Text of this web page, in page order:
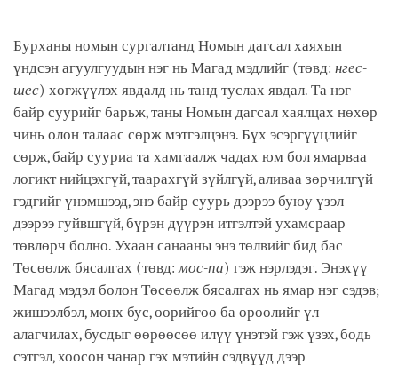
facebook
Бурханы номын сургалтанд Номын дагсал хаяхын
үндсэн агуулгуудын нэг нь Магад мэдлийг (төвд: нгес-
шес) хөгжүүлэх явдалд нь танд туслах явдал. Та нэг
байр суурийг барьж, таны Номын дагсал хаялцах нөхөр
чинь олон талаас сөрж мэтгэлцэнэ. Бүх эсэргүүцлийг
сөрж, байр сууриа та хамгаалж чадах юм бол ямарваа
логикт нийцэхгүй, таарахгүй зүйлгүй, аливаа зөрчилгүй
гэдгийг үнэмшээд, энэ байр суурь дээрээ буюу үзэл
дээрээ гуйвшгүй, бүрэн дүүрэн итгэлтэй ухамсраар
төвлөрч болно. Ухаан санааны энэ төлвийг бид бас
Төсөөлж бясалгах (төвд: мос-па) гэж нэрлэдэг. Энэхүү
Магад мэдэл болон Төсөөлж бясалгах нь ямар нэг сэдэв;
жишээлбэл, мөнх бус, өөрийгөө ба өрөөлийг үл
алагчилах, бусдыг өөрөөсөө илүү үнэтэй гэж үзэх, бодь
сэтгэл, хоосон чанар гэх мэтийн сэдвүүд дээр